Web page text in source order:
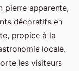
pierre apparente,
décoratifs en
propice à la
locale.
les visiteurs